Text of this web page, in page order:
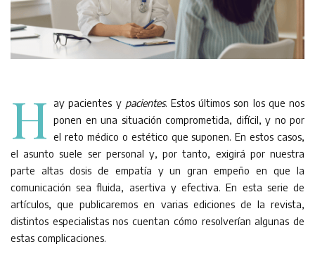
H ay pacientes y pacientes. Estos últimos son los que nos
ponen en una situación comprometida, difícil, y no por
el reto médico o estético que suponen. En estos casos,
el asunto suele ser personal y, por tanto, exigirá por nuestra
parte altas dosis de empatía y un gran empeño en que la
comunicación sea fluida, asertiva y efectiva. En esta serie de
artículos, que publicaremos en varias ediciones de la revista,
distintos especialistas nos cuentan cómo resolverían algunas de
estas complicaciones.